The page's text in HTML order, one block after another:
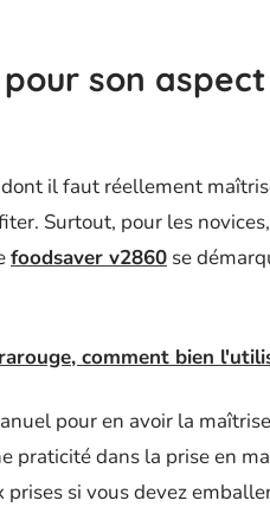
son aspect
il faut réellement
Surtout, pour les
foodsaver v2860 se
comment bien
pour en avoir la
praticité dans la prise en
si vous devez